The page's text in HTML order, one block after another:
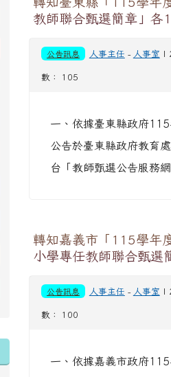
教師聯合甄選簡章」各
公告訊息 人事主任 - 人事室 |
數： 105
一、依據臺東縣政府
公告於臺東縣政府教
台「教師甄選公告服
轉知嘉義市「115學年
小學專任教師聯合甄選
公告訊息 人事主任 - 人事室 |
數： 100
一、依據嘉義市政府